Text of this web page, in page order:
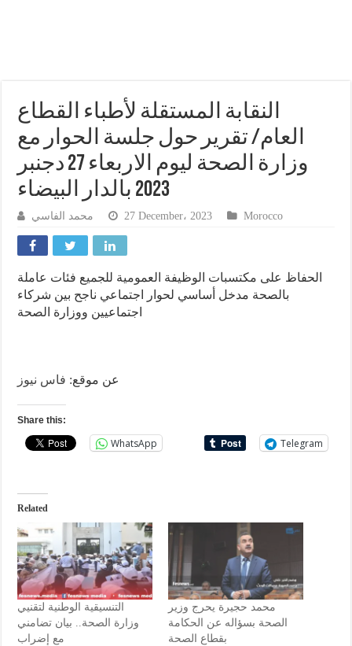
النقابة المستقلة لأطباء القطاع
العام/ تقرير حول جلسة الحوار مع
وزارة الصحة ليوم الاربعاء 27 دجنبر
2023 بالدار البيضاء
محمد الفاسي 27 December، 2023 Morocco
الحفاظ على مكتسبات الوظيفة العمومية للجميع فئات عاملة
بالصحة مدخل أساسي لحوار اجتماعي ناجح بين شركاء
اجتماعيين ووزارة الصحة
عن موقع: فاس نيوز
Share this:
WhatsApp Telegram
Related
التنسيقية الوطنية لتقنيي
وزارة الصحة.. بيان تضامني
مع إضراب
محمد حجيرة يحرج وزير
الصحة بسؤاله عن الحكامة
بقطاع الصحة